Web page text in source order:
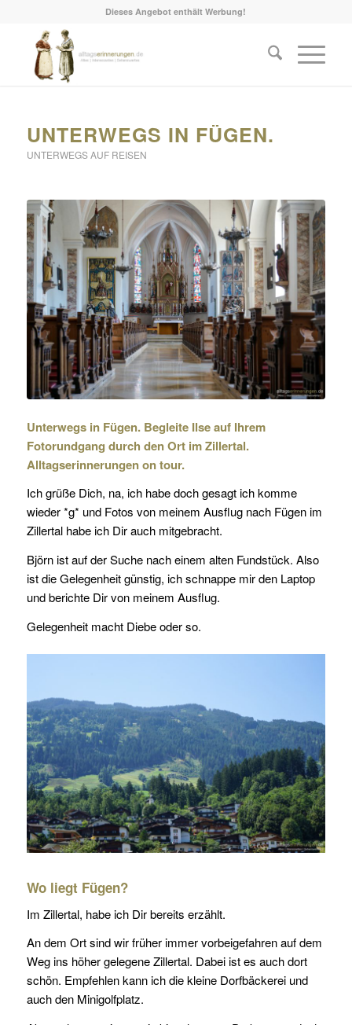
Dieses Angebot enthält Werbung!
UNTERWEGS IN FÜGEN.
UNTERWEGS AUF REISEN
Unterwegs in Fügen. Begleite Ilse auf Ihrem
Fotorundgang durch den Ort im Zillertal.
Alltagserinnerungen on tour.
Ich grüße Dich, na, ich habe doch gesagt ich komme
wieder *g* und Fotos von meinem Ausflug nach Fügen im
Zillertal habe ich Dir auch mitgebracht.
Björn ist auf der Suche nach einem alten Fundstück. Also
ist die Gelegenheit günstig, ich schnappe mir den Laptop
und berichte Dir von meinem Ausflug.
Gelegenheit macht Diebe oder so.
Wo liegt Fügen?
Im Zillertal, habe ich Dir bereits erzählt.
An dem Ort sind wir früher immer vorbeigefahren auf dem
Weg ins höher gelegene Zillertal. Dabei ist es auch dort
schön. Empfehlen kann ich die kleine Dorfbäckerei und
auch den Minigolfplatz.